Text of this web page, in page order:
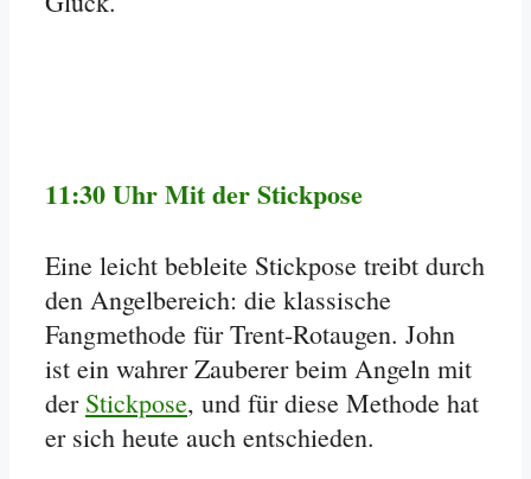
11:30 Uhr Mit der Stickpose
Eine leicht bebleite Stickpose treibt durch
den Angelbereich: die klassische
Fangmethode für Trent-Rotaugen. John
ist ein wahrer Zauberer beim Angeln mit
der Stickpose, und für diese Methode hat
er sich heute auch entschieden.